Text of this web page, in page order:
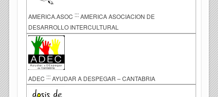
AMERICA.ASOC ::: AMERICA ASOCIACION DE
DESARROLLO INTERCULTURAL
ADEC ::: AYUDAR A DESPEGAR – CANTABRIA